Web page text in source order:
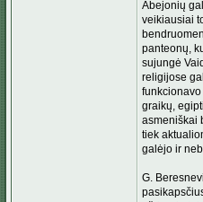
Abejonių
veikiausiai
panteonų,
sujungė
religijose
graikų,
asmeniškai
tiek
galėjo ir
G.